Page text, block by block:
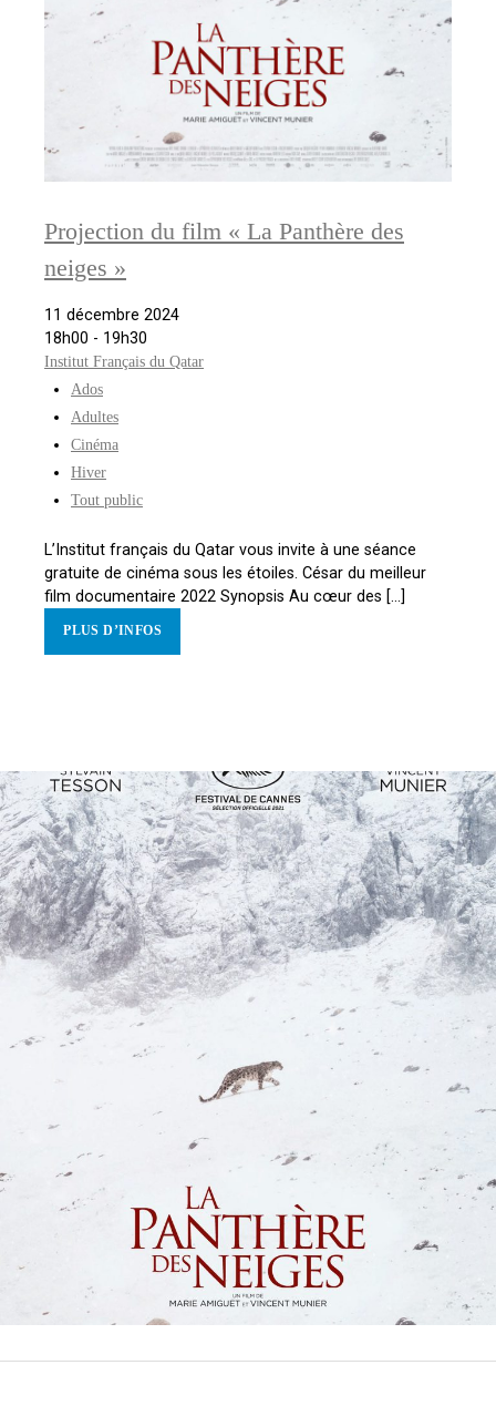
Projection du film « La Panthère des
neiges »
11 décembre 2024
18h00 - 19h30
Institut Français du Qatar
Ados
Adultes
Cinéma
Hiver
Tout public
L’Institut français du Qatar vous invite à une séance
gratuite de cinéma sous les étoiles. César du meilleur
film documentaire 2022 Synopsis Au cœur des [...]
PLUS D’INFOS